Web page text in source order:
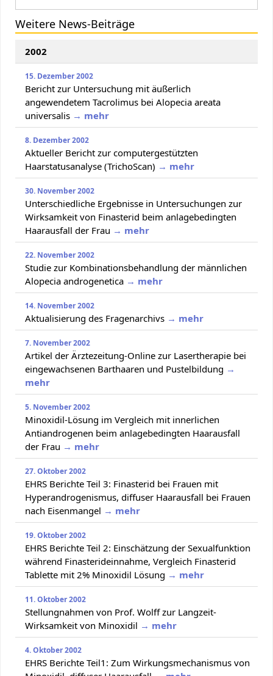
Weitere News-Beiträge
2002
15. Dezember 2002
Bericht zur Untersuchung mit äußerlich
angewendetem Tacrolimus bei Alopecia areata
universalis → mehr
8. Dezember 2002
Aktueller Bericht zur computergestützten
Haarstatusanalyse (TrichoScan) → mehr
30. November 2002
Unterschiedliche Ergebnisse in Untersuchungen zur
Wirksamkeit von Finasterid beim anlagebedingten
Haarausfall der Frau → mehr
22. November 2002
Studie zur Kombinationsbehandlung der männlichen
Alopecia androgenetica → mehr
14. November 2002
Aktualisierung des Fragenarchivs → mehr
7. November 2002
Artikel der Ärztezeitung-Online zur Lasertherapie bei
eingewachsenen Barthaaren und Pustelbildung →
mehr
5. November 2002
Minoxidil-Lösung im Vergleich mit innerlichen
Antiandrogenen beim anlagebedingten Haarausfall
der Frau → mehr
27. Oktober 2002
EHRS Berichte Teil 3: Finasterid bei Frauen mit
Hyperandrogenismus, diffuser Haarausfall bei Frauen
nach Eisenmangel → mehr
19. Oktober 2002
EHRS Berichte Teil 2: Einschätzung der Sexualfunktion
während Finasterideinnahme, Vergleich Finasterid
Tablette mit 2% Minoxidil Lösung → mehr
11. Oktober 2002
Stellungnahmen von Prof. Wolff zur Langzeit-
Wirksamkeit von Minoxidil → mehr
4. Oktober 2002
EHRS Berichte Teil1: Zum Wirkungsmechanismus von